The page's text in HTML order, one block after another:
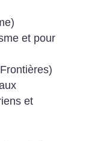
et pour
et